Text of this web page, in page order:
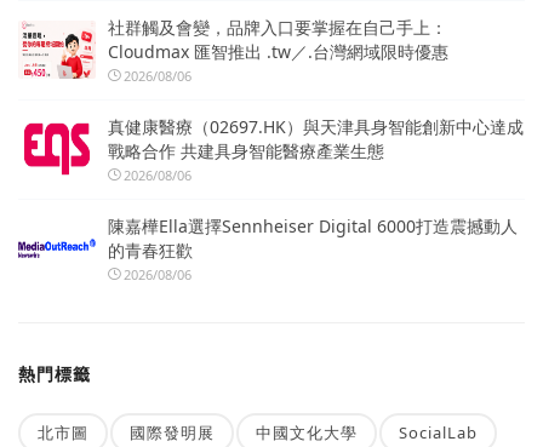
社群觸及會變，品牌入口要掌握在自己手上：
Cloudmax 匯智推出 .tw／.台灣網域限時優惠
2026/08/06
真健康醫療（02697.HK）與天津具身智能創新中心達成
戰略合作 共建具身智能醫療產業生態
2026/08/06
陳嘉樺Ella選擇Sennheiser Digital 6000打造震撼動人
的青春狂歡
2026/08/06
熱門標籤
北市圖 國際發明展 中國文化大學 SocialLab